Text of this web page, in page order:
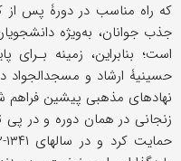
که راه مناسب در دورۀ پس از
جذب‌ جوانان، به‌ویژه
است؛ بنابراین، زمینه بـرای
نهادهای مذهبی پیشین فراهم شد
زنجانی در همان دوره و در